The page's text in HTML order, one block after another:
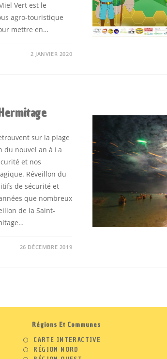
Vert est le
agro-touristique
mettre en…
2 JANVIER 2020
sur la plage
du nouvel an à La
et nos
Réveillon du
de sécurité et
que nombreux
de la Saint-
26 DÉCEMBRE 2019
Régions Et Communes
CARTE INTERACTIVE
RÉGION NORD